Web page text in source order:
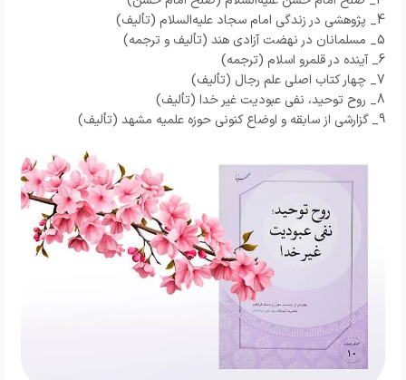
4_ پژوهشی در زندگی امام سجاد علیه‌السلام (تألیف)
5_ مسلمانان در نهضت آزادی هند (تألیف و ترجمه)
6_ آینده در قلمرو اسلام (ترجمه)
7_ چهار کتاب اصلی علم رجال (تألیف)
8_ روح توحید، نفی عبودیت غیر خدا (تألیف)
9_ گزارشی از سابقه و اوضاع کنونی حوزه علمیه مشهد (تألیف)